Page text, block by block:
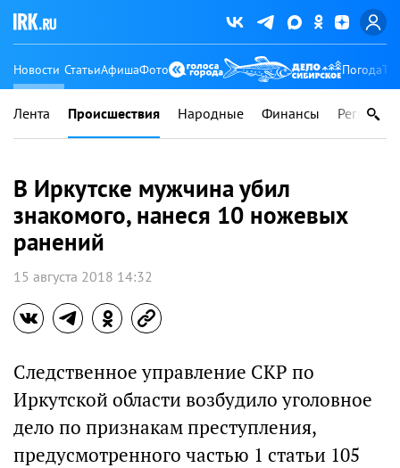
Новости СтатьиАфишаФото Погода
Лента Происшествия Народные Финансы Регионы
В Иркутске мужчина убил
знакомого, нанеся 10 ножевых
ранений
15 августа 2018 14:32
Следственное управление СКР по
Иркутской области возбудило уголовное
дело по признакам преступления,
предусмотренного частью 1 статьи 105